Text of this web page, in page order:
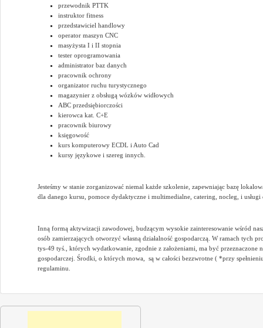
przewodnik PTTK
instruktor fitness
przedstawiciel handlowy
operator maszyn CNC
masyżysta I i II stopnia
tester oprogramowania
administrator baz danych
pracownik ochrony
organizator ruchu turystycznego
magazynier z obsługą wózków widłowych
ABC przedsiębiorczości
kierowca kat. C+E
pracownik biurowy
księgowość
kurs komputerowy ECDL i Auto Cad
kursy językowe i szereg innych.
Jesteśmy w stanie zorganizować niemal każde szkolenie, zapewniając bazę
dla danego kursu, pomoce dydaktyczne i multimedialne, catering, nocleg, i usługi
Inną formą aktywizacji zawodowej, budzącym wysokie zainteresowanie wśród
osób zamierzających otworzyć własną działalność gospodarczą. W ramach tych
tys-49 tyś., których wydatkowanie, zgodnie z założeniami, ma być przeznaczone
gospodarczej. Środki, o których mowa, są w całości bezzwrotne ( *przy
regulaminu.